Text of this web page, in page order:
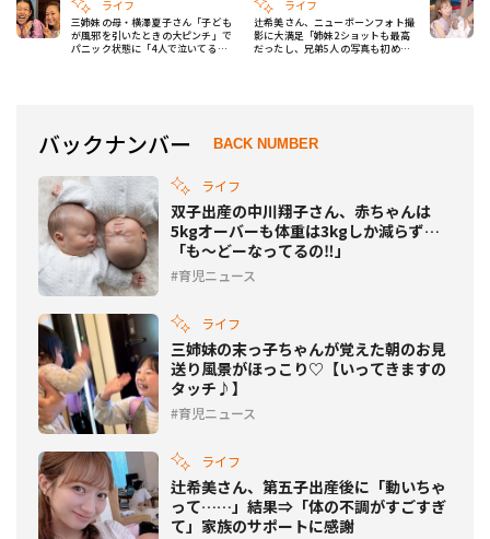
ライフ
三姉妹の母・横澤夏子さん「子ども
が風邪を引いたときの大ピンチ」で
パニック状態に「4人で泣いてる地
ライフ
辻希美さん、ニューボーンフォト撮
影に大満足「姉妹2ショットも最高
だったし、兄弟5人の写真も初めて
バックナンバー BACK NUMBER
ライフ
双子出産の中川翔子さん、赤ちゃんは
5kgオーバーも体重は3kgしか減らず…
「も～どーなってるの‼」
育児ニュース
ライフ
三姉妹の末っ子ちゃんが覚えた朝のお見
送り風景がほっこり♡【いってきますの
タッチ♪】
育児ニュース
ライフ
辻希美さん、第五子出産後に「動いちゃ
って……」結果⇒「体の不調がすごすぎ
て」家族のサポートに感謝